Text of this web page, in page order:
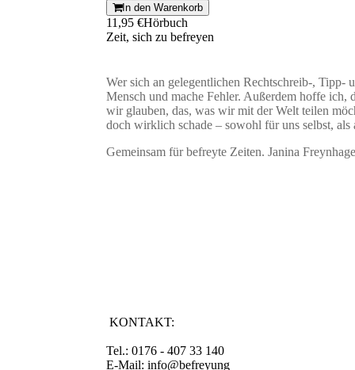
In den Warenkorb
11,95 €Hörbuch
Zeit, sich zu befreyen
Wer sich an gelegentlichen Rechtschreib-, Tipp-
Mensch und mache Fehler. Außerdem hoffe ich,
wir glauben, das, was wir mit der Welt teilen
doch wirklich schade – sowohl für uns selbst,
Gemeinsam für befreyte Zeiten. Janina
KONTAKT:
Tel.: 0176 - 407 33 140
E-Mail: info@befreyung